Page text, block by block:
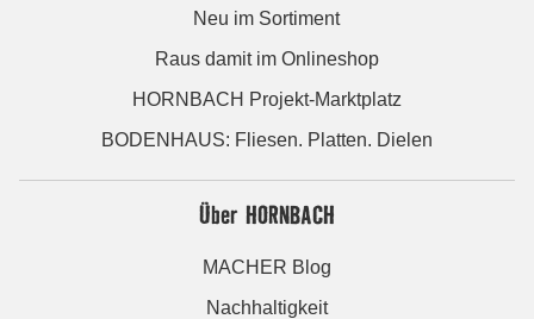
Neu im Sortiment
Raus damit im Onlineshop
HORNBACH Projekt-Marktplatz
BODENHAUS: Fliesen. Platten. Dielen
Über HORNBACH
MACHER Blog
Nachhaltigkeit